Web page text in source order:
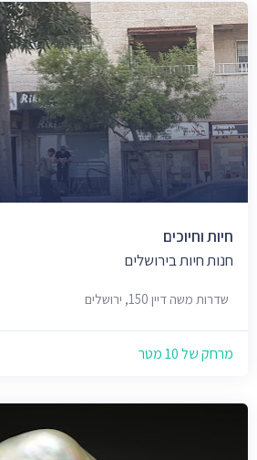
חיות וחיוכים
חנות חיות בירושלים
שדרות משה דיין 150, ירושלים
מרחק של 10 מטר